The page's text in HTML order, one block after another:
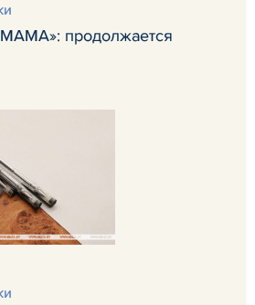
продолжается